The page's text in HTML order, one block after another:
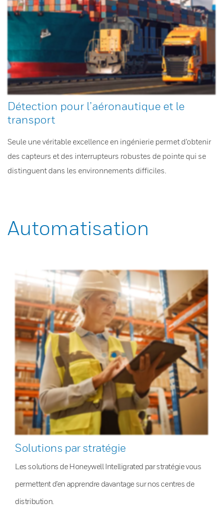
Détection pour l’aéronautique et le
transport
Seule une véritable excellence en ingénierie permet d’obtenir
des capteurs et des interrupteurs robustes de pointe qui se
distinguent dans les environnements difficiles.
Automatisation
Solutions par stratégie
Les solutions de Honeywell Intelligrated par stratégie vous
permettent d’en apprendre davantage sur nos centres de
distribution.